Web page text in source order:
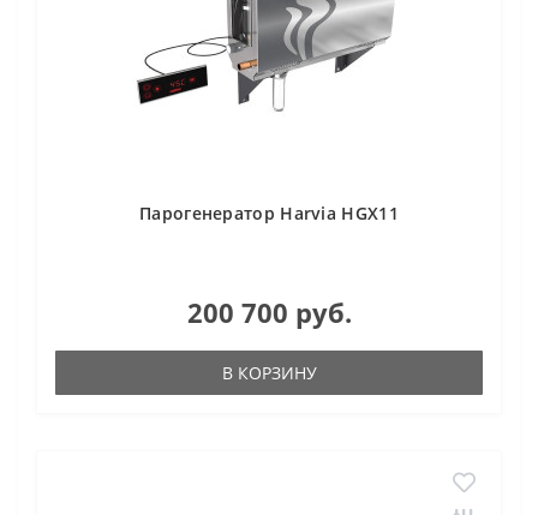
Парогенератор Harvia HGX11
200 700 руб.
В КОРЗИНУ